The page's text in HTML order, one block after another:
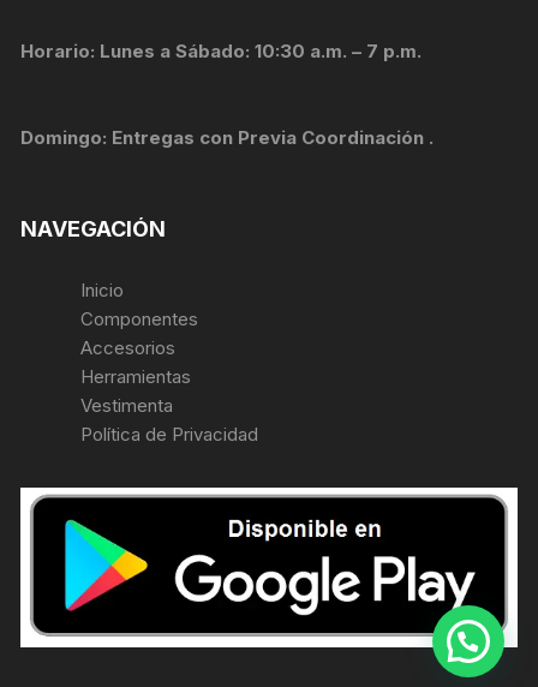
Horario: Lunes a Sábado: 10:30 a.m. – 7 p.m.
Domingo: Entregas con Previa Coordinación .
NAVEGACIÓN
Inicio
Componentes
Accesorios
Herramientas
Vestimenta
Política de Privacidad